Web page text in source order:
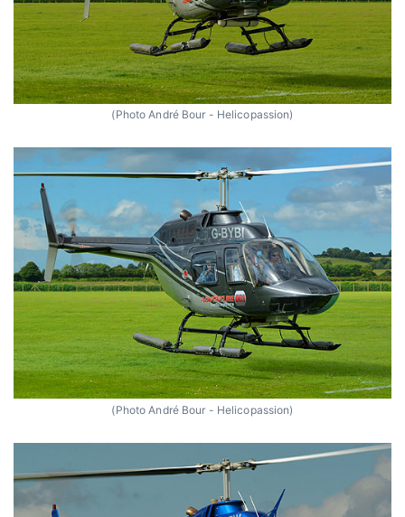
(Photo André Bour - Helicopassion)
(Photo André Bour - Helicopassion)